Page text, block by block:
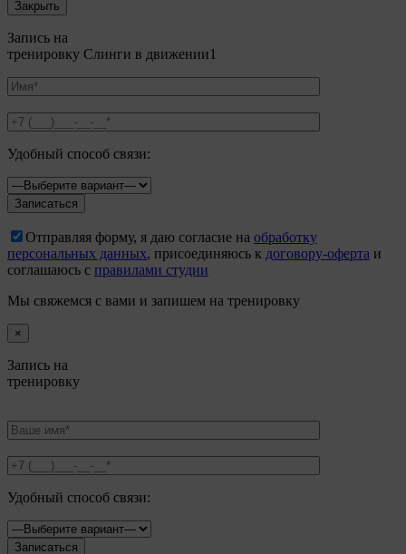
Закрыть
Запись на
тренировку Слинги в движении1
Удобный способ связи:
Отправляя форму, я даю согласие на обработку
персональных данных, присоединяюсь к договору-оферта и
соглашаюсь с правилами студии
Мы свяжемся с вами и запишем на тренировку
×
Запись на
тренировку
Удобный способ связи: